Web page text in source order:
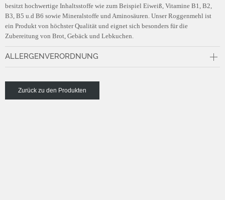
besitzt hochwertige Inhaltsstoffe wie zum Beispiel Eiweiß, Vitamine B1, B2,
B3, B5 u.d B6 sowie Mineralstoffe und Aminosäuren. Unser Roggenmehl ist
ein Produkt von höchster Qualität und eignet sich besonders für die
Zubereitung von Brot, Gebäck und Lebkuchen.
ALLERGENVERORDNUNG
Zurück zu den Produkten